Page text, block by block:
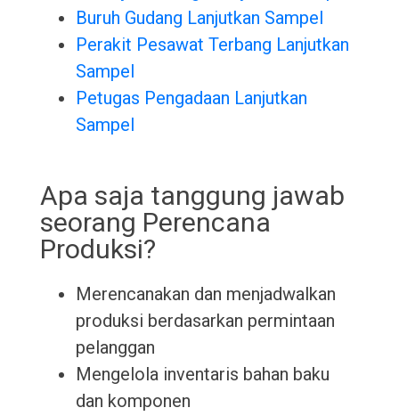
Buruh Gudang Lanjutkan Sampel
Perakit Pesawat Terbang Lanjutkan
Sampel
Petugas Pengadaan Lanjutkan
Sampel
Apa saja tanggung jawab
seorang Perencana
Produksi?
Merencanakan dan menjadwalkan
produksi berdasarkan permintaan
pelanggan
Mengelola inventaris bahan baku
dan komponen